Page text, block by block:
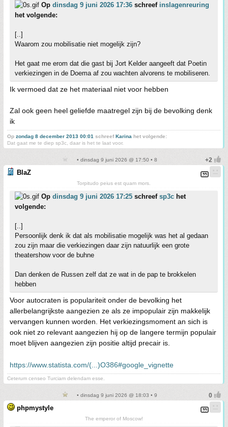
Op dinsdag 9 juni 2026 17:36 schreef inslagenreuring
het volgende:
[..]
Waarom zou mobilisatie niet mogelijk zijn?
Het gaat me erom dat die gast bij Jort Kelder aangeeft dat Poetin
verkiezingen in de Doema af zou wachten alvorens te mobiliseren.
Ik vermoed dat ze het materiaal niet voor hebben
Zal ook geen heel geliefde maatregel zijn bij de bevolking denk
ik
Op zondag 8 december 2013 00:01 schreefKarina het volgende:
Dat gaat me te diep sp3c, daar is het te laat voor.
• dinsdag 9 juni 2026 @ 17:50 • 8
BlaZ
Torpitudo peius est quam mors.
Op dinsdag 9 juni 2026 17:25 schreef sp3c het
volgende:
[..]
Persoonlijk denk ik dat als mobilisatie mogelijk was het al gedaan
zou zijn maar die verkiezingen daar zijn natuurlijk een grote
theatershow voor de buhne
Dan denken de Russen zelf dat ze wat in de pap te brokkelen
hebben
Voor autocraten is populariteit onder de bevolking het
allerbelangrijkste aangezien ze als ze impopulair zijn makkelijk
vervangen kunnen worden. Het verkiezingsmoment an sich is
ook niet zo relevant aangezien hij op de langere termijn populair
moet blijven aangezien zijn positie altijd precair is.
https://www.statista.com/(...)O386#google_vignette
Ceterum censeo Turciam delendam esse.
• dinsdag 9 juni 2026 @ 18:03 • 9
phpmystyle
The emperor of Moscow!